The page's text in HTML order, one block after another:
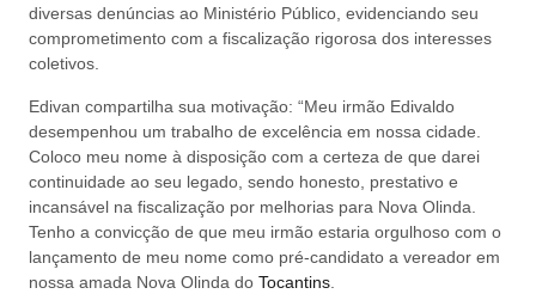
diversas denúncias ao Ministério Público, evidenciando seu
comprometimento com a fiscalização rigorosa dos interesses
coletivos.
Edivan compartilha sua motivação: “Meu irmão Edivaldo
desempenhou um trabalho de excelência em nossa cidade.
Coloco meu nome à disposição com a certeza de que darei
continuidade ao seu legado, sendo honesto, prestativo e
incansável na fiscalização por melhorias para Nova Olinda.
Tenho a convicção de que meu irmão estaria orgulhoso com o
lançamento de meu nome como pré-candidato a vereador em
nossa amada Nova Olinda do Tocantins